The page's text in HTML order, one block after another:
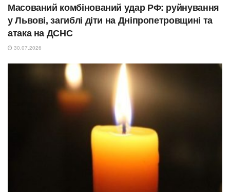
Масований комбінований удар РФ: руйнування
у Львові, загиблі діти на Дніпропетровщині та
атака на ДСНС
30.07.2026